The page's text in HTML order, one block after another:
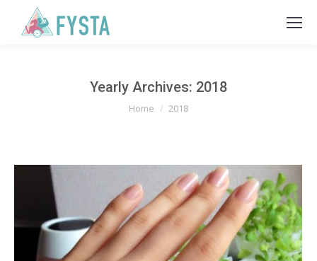
Yearly Archives: 2018
You are here:
Home 2018